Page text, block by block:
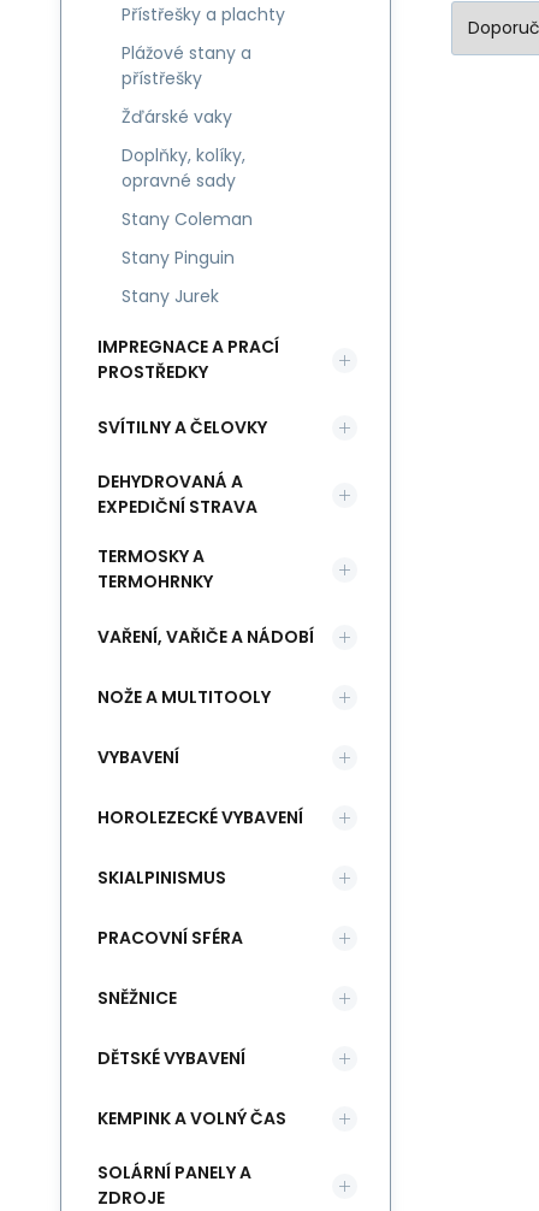
Přístřešky a plachty
Plážové stany a
přístřešky
Žďárské vaky
Doplňky, kolíky,
opravné sady
Stany Coleman
Stany Pinguin
Stany Jurek
IMPREGNACE A PRACÍ
PROSTŘEDKY
SVÍTILNY A ČELOVKY
DEHYDROVANÁ A
EXPEDIČNÍ STRAVA
TERMOSKY A
TERMOHRNKY
VAŘENÍ, VAŘIČE A NÁDOBÍ
NOŽE A MULTITOOLY
VYBAVENÍ
HOROLEZECKÉ VYBAVENÍ
SKIALPINISMUS
PRACOVNÍ SFÉRA
SNĚŽNICE
DĚTSKÉ VYBAVENÍ
KEMPINK A VOLNÝ ČAS
SOLÁRNÍ PANELY A
ZDROJE